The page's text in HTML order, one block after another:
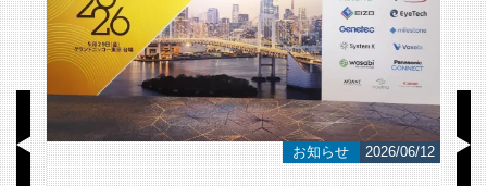
23 お知らせ 2026/06/12